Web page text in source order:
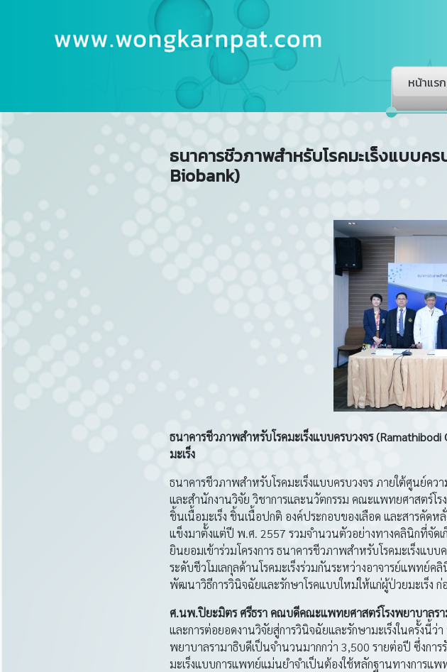
หน้าแรก
ธนาคารชีวภาพสำหรับโรคมะเร็งแบบค
Biobank)
ธนาคารชีวภาพสำหรับโรคมะเร็งแบบครบวงจร(Ramathibodi
มะเร็ง
ธนาคารชีวภาพสำหรับโรคมะเร็งแบบครบวงจร ภายใต้ศูนย์คว
และสำนักงานวิจัย วิชาการและนวัตกรรม คณะแพทยศาสตร์โ
ชิ้นเนื้อมะเร็ง ชิ้นเนื้อปกติ องค์ประกอบของเลือด และสารคัด
แข็งมาตั้งแต่ปี พ.ศ. 2557 รวมจำนวนตัวอย่างทางคลินิกที่จัดเ
ยินยอมเข้าร่วมโครงการ ธนาคารชีวภาพสำหรับโรคมะเร็งแบ
ระดับชีวโมเลกุลด้านโรคมะเร็งร่วมกันระหว่างอาจารย์แพทย์
พัฒนาวิธีการวินิจฉัยและรักษาโรคแบบใหม่ให้แก่ผู้ป่วยมะเร็ง
ศ.นพ.ปิยะมิตร ศรีธรา คณบดีคณะแพทยศาสตร์โรงพยาบาลร
และการต่อยอดงานวิจัยสู่การวินิจฉัยและรักษามะเร็งในครั้งนี้ว่
พยาบาลรามาธิบดีเป็นจำนวนมากกว่า 3,500 รายต่อปี ซึ่งการ
มะเร็งแบบการแพทย์แม่นยำจำเป็นต้องใช้หลักฐานทางการแ